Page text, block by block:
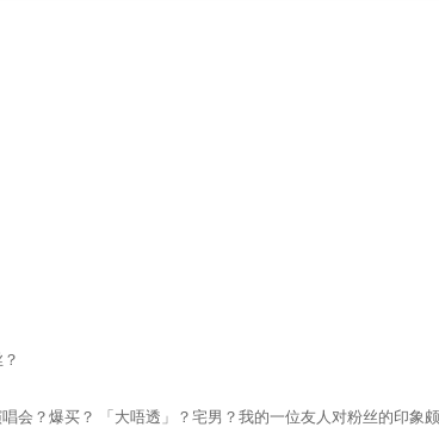
会？爆买？ 「大唔透」？宅男？我的一位友人对粉丝的印象